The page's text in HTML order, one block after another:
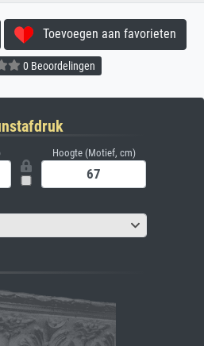
Toevoegen aan favorieten
0 Beoordelingen
Hoogte (Motief, cm)